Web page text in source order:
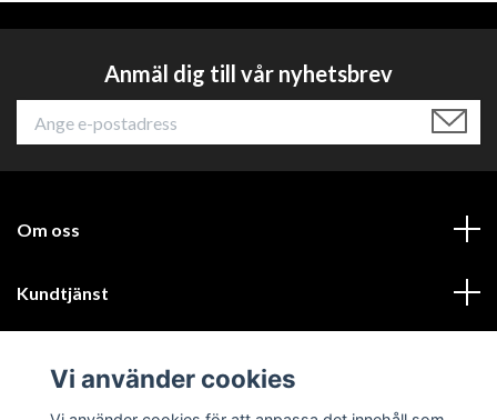
Anmäl dig till vår nyhetsbrev
Om oss
Kundtjänst
Vi använder cookies